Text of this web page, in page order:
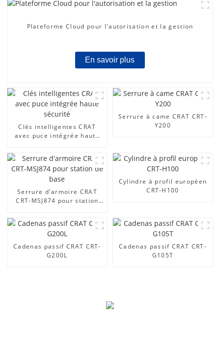
Plateforme Cloud pour l'autorisation et la gestion
En savoir plus
Clés intelligentes CRAT
avec puce intégrée haute
Serrure à came CRAT CRT-
Y200
Serrure d'armoire CRAT
CRT-MSJ874 pour station
Cylindre à profil européen
CRT-H100
Cadenas passif CRAT CRT-
G200L
Cadenas passif CRAT CRT-
G105T